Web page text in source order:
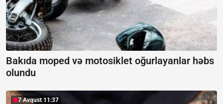
Bakıda moped və motosiklet oğurlayanlar həbs
olundu
7 Avqust 11:37